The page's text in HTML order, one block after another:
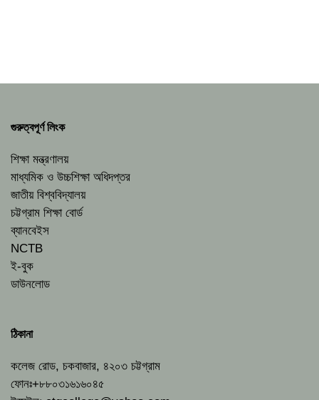
গুরুত্বপূর্ণ লিংক
শিক্ষা মন্ত্রণালয়
মাধ্যমিক ও উচ্চশিক্ষা অধিদপ্তর
জাতীয় বিশ্ববিদ্যালয়
চট্টগ্রাম শিক্ষা বোর্ড
ব্যানবেইস
NCTB
ই-বুক
ডাউনলোড
ঠিকানা
কলেজ রোড, চকবাজার, ৪২০৩ চট্টগ্রাম
ফোনঃ+৮৮০৩১৬১৬০৪৫